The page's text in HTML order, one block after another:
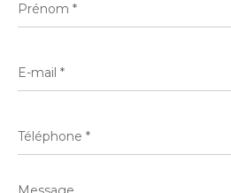
*
mail
*
*
Message